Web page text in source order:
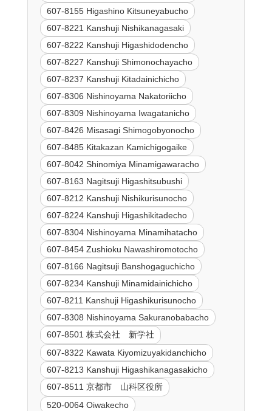
607-8155 Higashino Kitsuneyabucho
607-8221 Kanshuji Nishikanagasaki
607-8222 Kanshuji Higashidodencho
607-8227 Kanshuji Shimonochayacho
607-8237 Kanshuji Kitadainichicho
607-8306 Nishinoyama Nakatoriicho
607-8309 Nishinoyama Iwagatanicho
607-8426 Misasagi Shimogobyonocho
607-8485 Kitakazan Kamichigogaike
607-8042 Shinomiya Minamigawaracho
607-8163 Nagitsuji Higashitsubushi
607-8212 Kanshuji Nishikurisunocho
607-8224 Kanshuji Higashikitadecho
607-8304 Nishinoyama Minamihatacho
607-8454 Zushioku Nawashiromotocho
607-8166 Nagitsuji Banshogaguchicho
607-8234 Kanshuji Minamidainichicho
607-8211 Kanshuji Higashikurisunocho
607-8308 Nishinoyama Sakuranobabacho
607-8501 株式会社 新学社
607-8322 Kawata Kiyomizuyakidanchicho
607-8213 Kanshuji Higashikanagasakicho
607-8511 京都市 山科区役所
520-0064 Oiwakecho